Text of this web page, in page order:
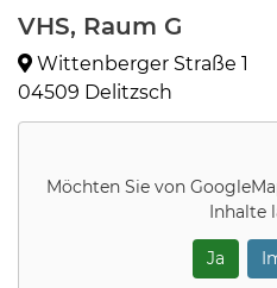
VHS, Raum G
Wittenberger Straße 1
04509 Delitzsch
Möchten Sie von
Inhalte
Ja